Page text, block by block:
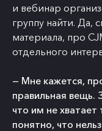
и вебинар
группу найти. Да,
материала, про
отдельного
— Мне кажется,
правильная вещь.
что им не
понятно, что